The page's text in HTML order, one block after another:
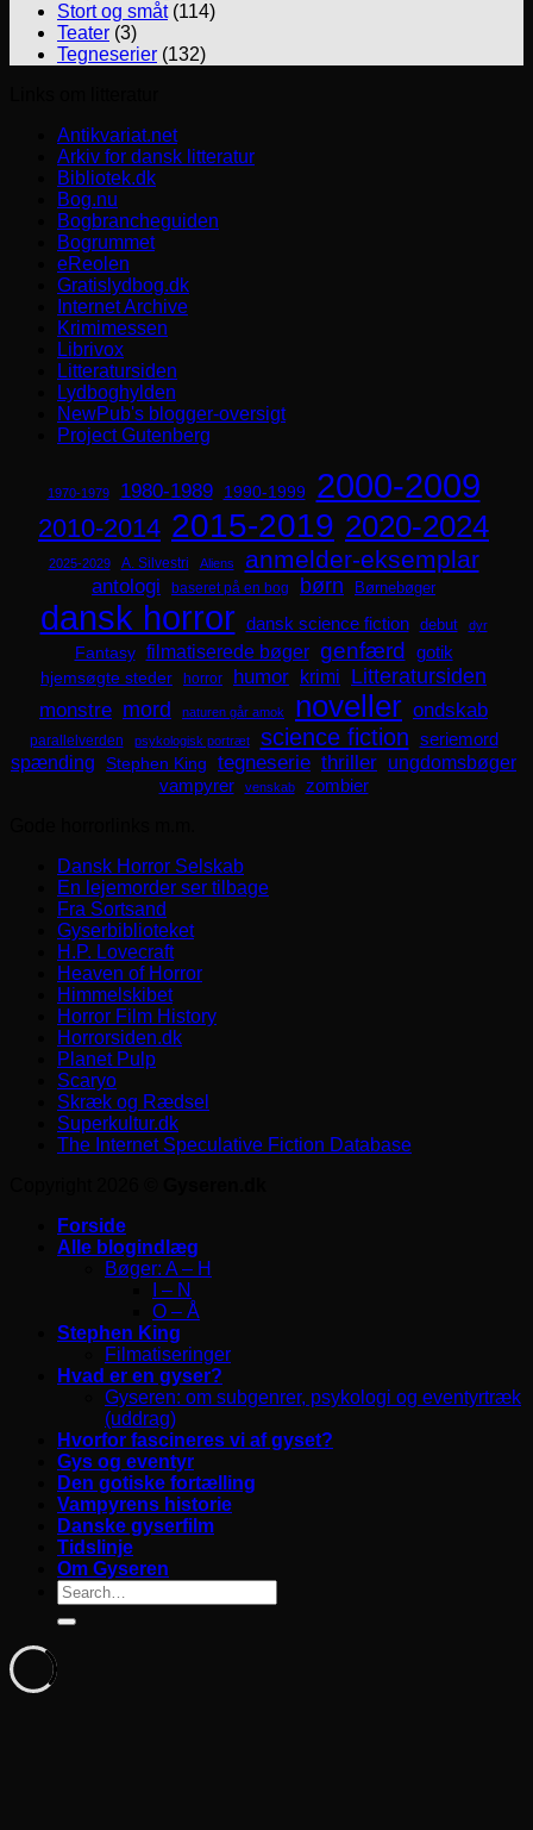
Stort og småt(114)
Teater (3)
Tegneserier (132)
Antikvariat.net
Arkiv for dansk litteratur
Bibliotek.dk
Bog.nu
Bogbrancheguiden
Bogrummet
eReolen
Gratislydbog.dk
Internet Archive
Krimimessen
Librivox
Litteratursiden
Lydboghylden
NewPub's blogger-oversigt
Project Gutenberg
1970-1979 1980-1989 1990-1999 2000-2009
2010-2014 2015-2019 2020-2024
2025-2029 A. Silvestri Aliens anmelder-eksemplar
antologi baseret på en bog børn Børnebøger
dansk horror dansk science fiction debut dyr
Fantasy filmatiserede bøger genfærd
gotik
hjemsøgte steder
horror humor krimi Litteratursiden
monstre mord naturen går amok noveller ondskab
parallelverden psykologisk portræt science fiction seriemord
spænding Stephen King tegneserie thriller ungdomsbøger
vampyrer venskab
zombier
Dansk Horror Selskab
En lejemorder ser tilbage
Fra Sortsand
Gyserbiblioteket
H.P. Lovecraft
Heaven of Horror
Himmelskibet
Horror Film History
Horrorsiden.dk
Planet Pulp
Scaryo
Skræk og Rædsel
Superkultur.dk
The Internet Speculative Fiction Database
Forside
Alle blogindlæg
Bøger: A – H
I – N
O – Å
Stephen King
Filmatiseringer
Hvad er en gyser?
Gyseren: om subgenrer, psykologi og eventyrtræk
(uddrag)
Hvorfor fascineres vi af gyset?
Gys og eventyr
Den gotiske fortælling
Vampyrens historie
Danske gyserfilm
Tidslinje
Om Gyseren